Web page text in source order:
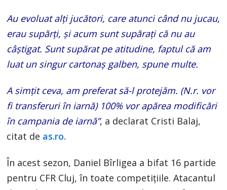
Au evoluat alţi jucători, care atunci când nu jucau,
erau supărţi, şi acum sunt supăraţi că nu au
câştigat. Sunt supărat pe atitudine, faptul că am
luat un singur cartonaş galben, spune multe.
A simţit ceva, am preferat să-l protejăm. (N.r. vor
fi transferuri în iarnă) 100% vor apărea modificări
în campania de iarnă”, a declarat Cristi Balaj,
citat de as.ro.
În acest sezon, Daniel Bîrligea a bifat 16 partide
pentru CFR Cluj, în toate competiţiile. Atacantul